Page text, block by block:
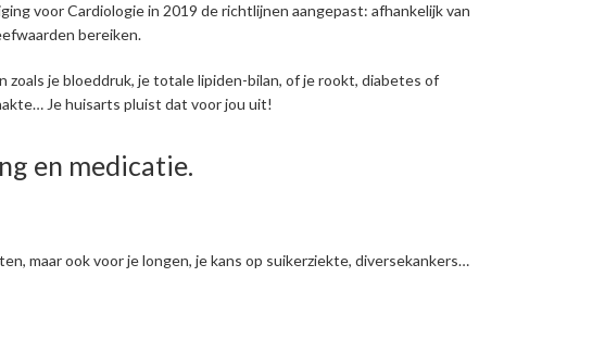
voor Cardiologie in 2019 de richtlijnen aangepast: afhankelijk van
bereiken.
je bloeddruk, je totale lipiden-bilan, of je rookt, diabetes of
Je huisarts pluist dat voor jou uit!
en medicatie.
maar ook voor je longen, je kans op suikerziekte, diversekankers…